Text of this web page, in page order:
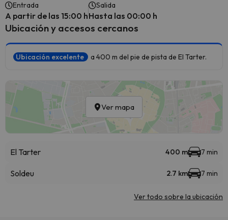
Entrada
A partir de las 15:00 h
Salida
Hasta las 00:00 h
Ubicación y accesos cercanos
Ubicación excelente a 400 m del pie de pista de El Tarter.
Ver mapa
El Tarter 400 m 7 min
Soldeu 2.7 km 7 min
Ver todo sobre la ubicación